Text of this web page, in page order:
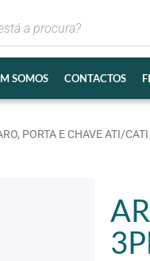
SOMOS CONTACTOS
PORTA E CHAVE ATI/